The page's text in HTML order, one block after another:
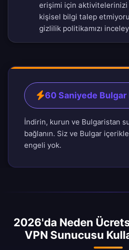
erişimi için
kişisel bilgi talep
gizlilik politikamızı
60 Saniyede Bulgar
İndirin, kurun ve Bulgaristan
bağlanın. Siz ve Bulgar
engeli yok.
2026'da Neden
VPN Sunucusu